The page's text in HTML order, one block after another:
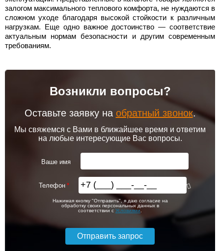
залогом максимального теплового комфорта, не нуждаются в
сложном уходе благодаря высокой стойкости к различным
нагрузкам. Еще одно важное достоинство — соответствие
актуальным нормам безопасности и другим современным
требованиям.
Возникли вопросы?
Оставьте заявку на обратный звонок.
Мы свяжемся с Вами в ближайшее время и ответим
на любые интересующие Вас вопросы.
Ваше имя
Телефон
Нажимая кнопку "Отправить", я даю согласие на
обработку своих персональных данных в
соответствии с Условиями